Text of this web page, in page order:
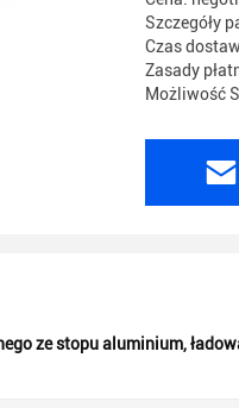
Szczegóły
Czas
Zasady
Możliwość
ze stopu aluminium,